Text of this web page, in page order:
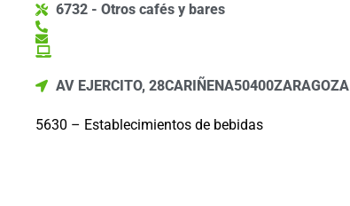
6732 - Otros cafés y bares
AV EJERCITO, 28CARIÑENA50400ZARAGOZA
5630 – Establecimientos de bebidas